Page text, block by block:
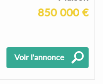
850 000 €
Voir l'annonce